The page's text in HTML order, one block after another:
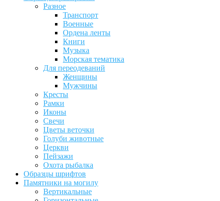
Разное
Транспорт
Военные
Ордена ленты
Книги
Музыка
Морская тематика
Для переодеваний
Женщины
Мужчины
Кресты
Рамки
Иконы
Свечи
Цветы веточки
Голуби животные
Церкви
Пейзажи
Охота рыбалка
Образцы шрифтов
Памятники на могилу
Вертикальные